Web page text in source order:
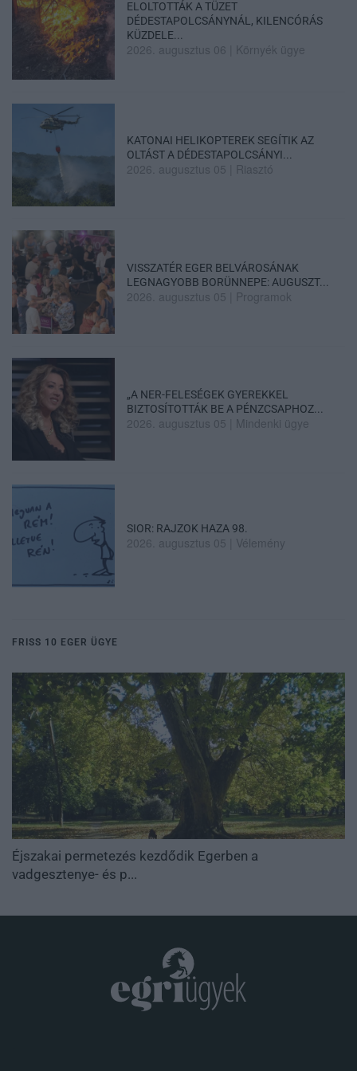
ELOLTOTTÁK A TÜZET
DÉDESTAPOLCSÁNYNÁL, KILENCÓRÁS
KÜZDELE...
2026. augusztus 06 Környék ügye
KATONAI HELIKOPTEREK SEGÍTIK AZ
OLTÁST A DÉDESTAPOLCSÁNYI...
2026. augusztus 05 Riasztó
VISSZATÉR EGER BELVÁROSÁNAK
LEGNAGYOBB BORÜNNEPE: AUGUSZT...
2026. augusztus 05 Programok
„A NER-FELESÉGEK GYEREKKEL
BIZTOSÍTOTTÁK BE A PÉNZCSAPHOZ...
2026. augusztus 05 Mindenki ügye
SIOR: RAJZOK HAZA 98.
2026. augusztus 05 Vélemény
FRISS 10 EGER ÜGYE
Éjszakai permetezés kezdődik Egerben a
vadgesztenye- és p...